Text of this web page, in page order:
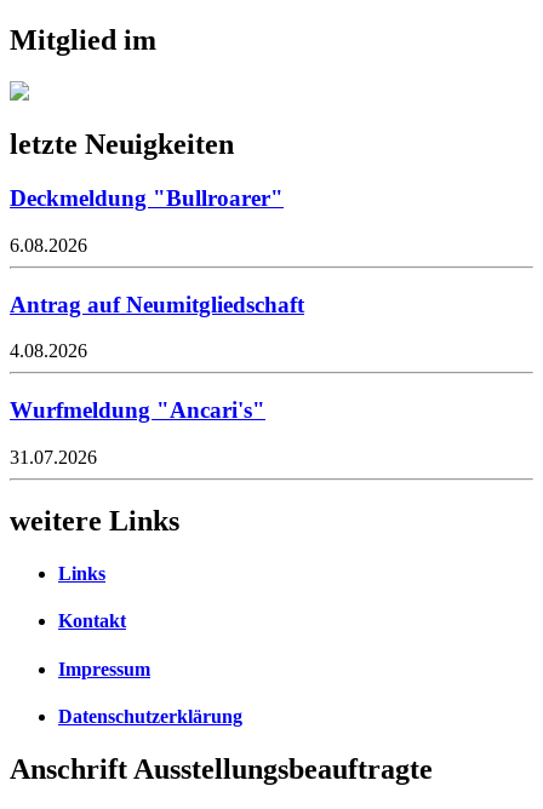
Mitglied im
letzte Neuigkeiten
Deckmeldung "Bullroarer"
6.08.2026
Antrag auf Neumitgliedschaft
4.08.2026
Wurfmeldung "Ancari's"
31.07.2026
weitere Links
Links
Kontakt
Impressum
Datenschutzerklärung
Anschrift Ausstellungsbeauftragte